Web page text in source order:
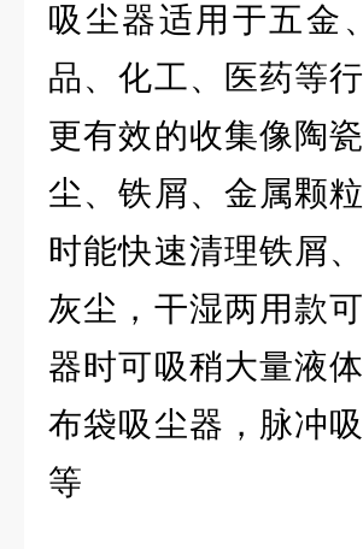
吸尘器适用于五金
品、化工、医药等
更有效的收集像陶
尘、铁屑、金属颗
时能快速清理铁屑
灰尘，干湿两用款
器时可吸稍大量液
布袋吸尘器，脉冲
等